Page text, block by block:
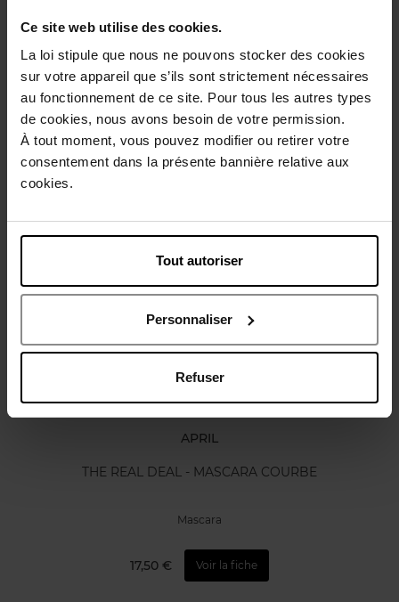
Ce site web utilise des cookies.
La loi stipule que nous ne pouvons stocker des cookies
sur votre appareil que s’ils sont strictement nécessaires
au fonctionnement de ce site. Pour tous les autres types
de cookies, nous avons besoin de votre permission.
À tout moment, vous pouvez modifier ou retirer votre
consentement dans la présente bannière relative aux
cookies.
Tout autoriser
Personnaliser
Refuser
Description
Caractéristiques
Vous aimerez peut-être
APRIL
THE REAL DEAL - MASCARA COURBE
Mascara
17,50 € Voir la fiche